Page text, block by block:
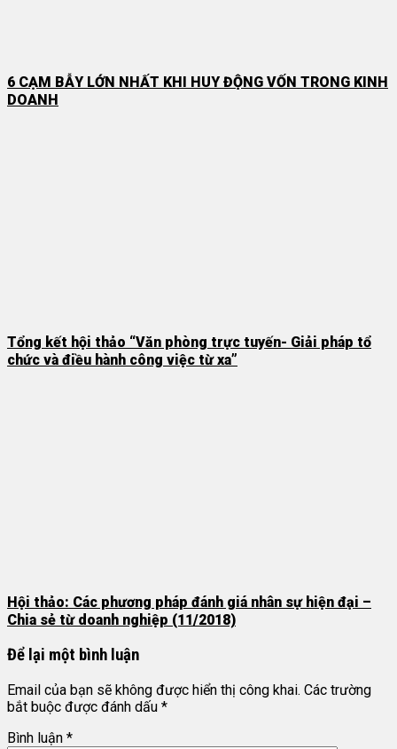
6 CẠM BẪY LỚN NHẤT KHI HUY ĐỘNG VỐN TRONG KINH
DOANH
Tổng kết hội thảo “Văn phòng trực tuyến- Giải pháp tổ
chức và điều hành công việc từ xa”
Hội thảo: Các phương pháp đánh giá nhân sự hiện đại –
Chia sẻ từ doanh nghiệp (11/2018)
Để lại một bình luận
Email của bạn sẽ không được hiển thị công khai. Các trường
bắt buộc được đánh dấu *
Bình luận *